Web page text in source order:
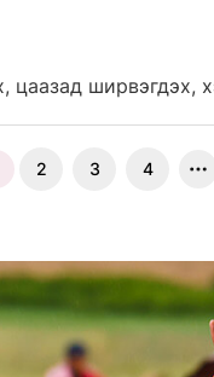
цаазад ширвэгдэх,
2 3 4